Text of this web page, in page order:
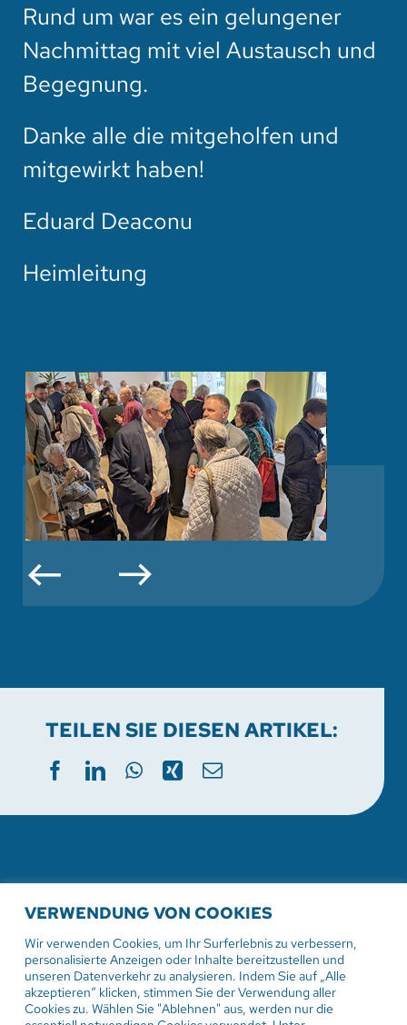
VERWENDUNG VON COOKIES
Wir verwenden Cookies, um Ihr Surferlebnis zu verbessern,
personalisierte Anzeigen oder Inhalte bereitzustellen und
unseren Datenverkehr zu analysieren. Indem Sie auf „Alle
akzeptieren“ klicken, stimmen Sie der Verwendung aller
Cookies zu. Wählen Sie "Ablehnen" aus, werden nur die
Rund um war es ein gelungener
Nachmittag mit viel Austausch und
Begegnung.
Danke alle die mitgeholfen und
mitgewirkt haben!
Eduard Deaconu
Heimleitung
TEILEN SIE DIESEN ARTIKEL:
WEITERE AKTUELLE
VERANSTALTUNGEN